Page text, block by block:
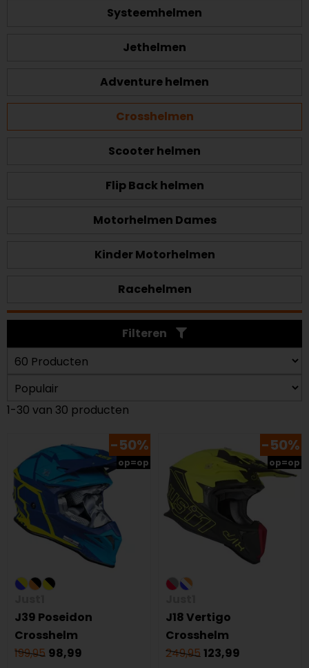
Systeemhelmen
Jethelmen
Adventure helmen
Crosshelmen
Scooter helmen
Flip Back helmen
Motorhelmen Dames
Kinder Motorhelmen
Racehelmen
Filteren
1-30 van 30 producten
-50%
op=op
J39 Poseidon
Crosshelm
199,95 98,99
-50%
op=op
J18 Vertigo
Crosshelm
249,95123,99